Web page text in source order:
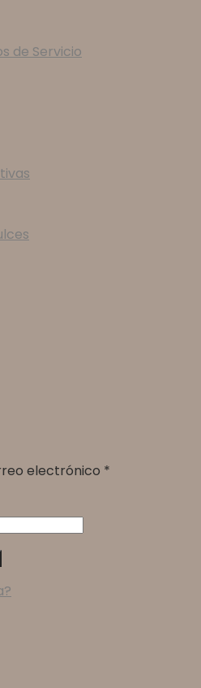
de Servicio
electrónico *